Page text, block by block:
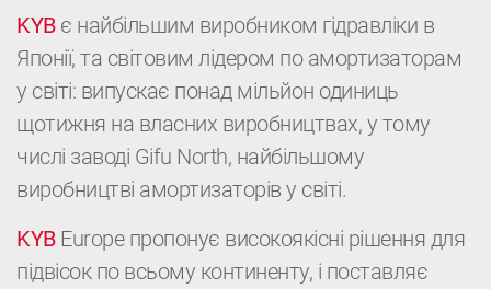
KYBє найбільшим виробником гідравліки в
Японії, та світовим лідером по амортизаторам
у світі: випускає понад мільйон одиниць
щотижня на власних виробництвах, у тому
числі заводі Gifu North, найбільшому
виробництві амортизаторів у світі.
KYBEurope пропонує високоякісні рішення для
підвісок по всьому континенту, і поставляє